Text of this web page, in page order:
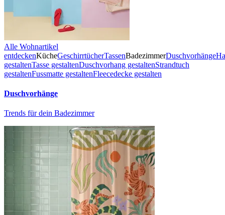
Alle Wohnartikel
entdeckenKücheGeschirrtücherTassenBadezimmerDuschvorhänge
gestaltenTasse gestaltenDuschvorhang gestaltenStrandtuch
gestaltenFussmatte gestaltenFleecedecke gestalten
Duschvorhänge
Trends für dein Badezimmer